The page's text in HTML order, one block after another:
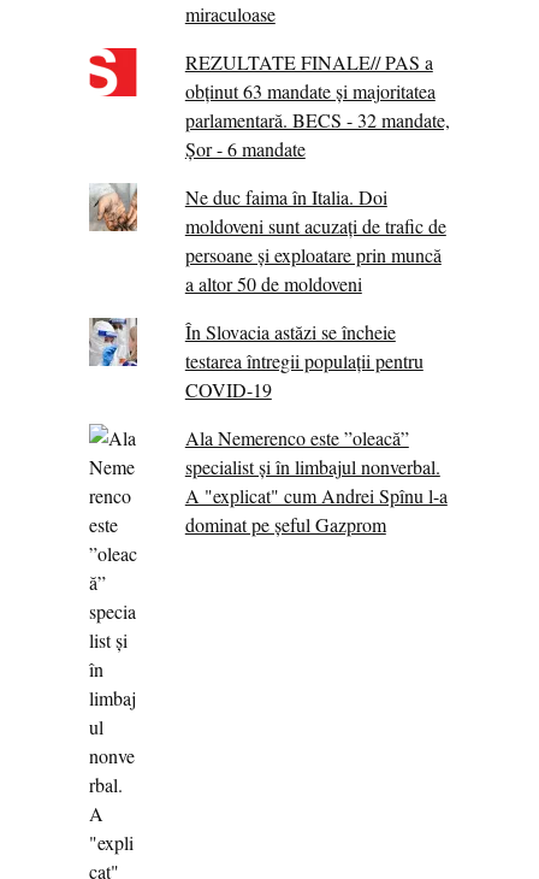
miraculoase
REZULTATE FINALE// PAS a
obținut 63 mandate și majoritatea
parlamentară. BECS - 32 mandate,
Șor - 6 mandate
Ne duc faima în Italia. Doi
moldoveni sunt acuzați de trafic de
persoane și exploatare prin muncă
a altor 50 de moldoveni
În Slovacia astăzi se încheie
testarea întregii populații pentru
COVID-19
Ala Nemerenco este ”oleacă”
specialist și în limbajul nonverbal.
A "explicat" cum Andrei Spînu l-a
dominat pe șeful Gazprom